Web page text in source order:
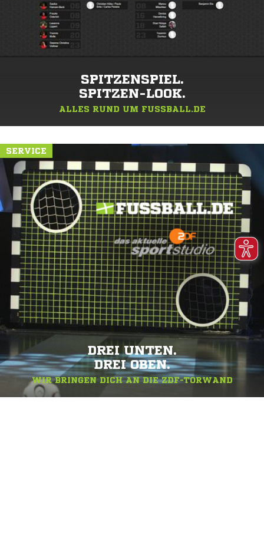
SPITZENSPIEL.
SPITZEN-LOOK.
ALLES RUND UM FUSSBALL.DE
SERVICE
DREI UNTEN.
DREI OBEN.
WIR BRINGEN DICH AN DIE ZDF-TORWAND